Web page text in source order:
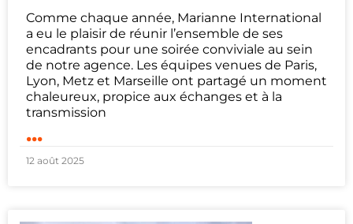
Comme chaque année, Marianne International
a eu le plaisir de réunir l’ensemble de ses
encadrants pour une soirée conviviale au sein
de notre agence. Les équipes venues de Paris,
Lyon, Metz et Marseille ont partagé un moment
chaleureux, propice aux échanges et à la
transmission
...
12 août 2025